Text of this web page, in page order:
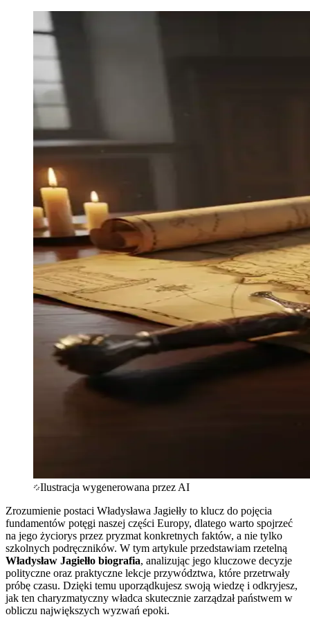
Ilustracja wygenerowana przez AI
Zrozumienie postaci Władysława Jagiełły to klucz do pojęcia
fundamentów potęgi naszej części Europy, dlatego warto spojrzeć
na jego życiorys przez pryzmat konkretnych faktów, a nie tylko
szkolnych podręczników. W tym artykule przedstawiam rzetelną
Władysław Jagiełło biografia, analizując jego kluczowe decyzje
polityczne oraz praktyczne lekcje przywództwa, które przetrwały
próbę czasu. Dzięki temu uporządkujesz swoją wiedzę i odkryjesz,
jak ten charyzmatyczny władca skutecznie zarządzał państwem w
obliczu największych wyzwań epoki.